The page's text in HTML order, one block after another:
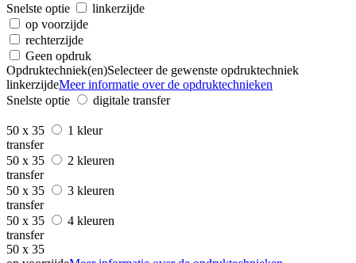
Snelste optie
linkerzijde
op voorzijde
rechterzijde
Geen opdruk
Opdruktechniek(en)Selecteer de gewenste opdruktechniek
linkerzijdeMeer informatie over de opdruktechnieken
Snelste optie
digitale transfer
50 x 35
1 kleur
transfer
50 x 35
2 kleuren
transfer
50 x 35
3 kleuren
transfer
50 x 35
4 kleuren
transfer
50 x 35